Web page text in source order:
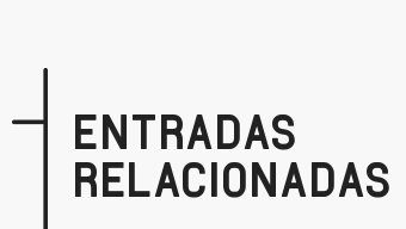
ENTRADAS
RELACIONADAS